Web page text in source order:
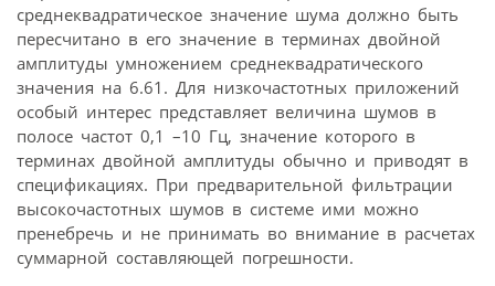
среднеквадратическое значение шума должно быть
пересчитано в его значение в терминах двойной
амплитуды умножением среднеквадратического
значения на 6.61. Для низкочастотных приложений
особый интерес представляет величина шумов в
полосе частот 0,1 –10 Гц, значение которого в
терминах двойной амплитуды обычно и приводят в
спецификациях. При предварительной фильтрации
высокочастотных шумов в системе ими можно
пренебречь и не принимать во внимание в расчетах
суммарной составляющей погрешности.